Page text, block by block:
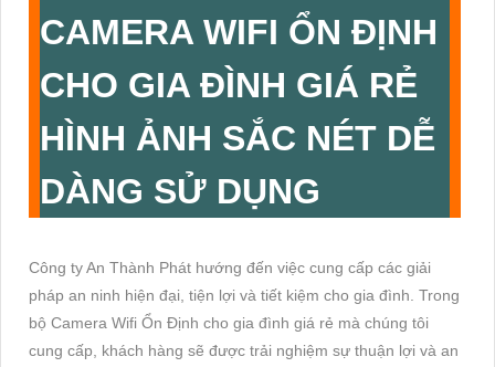
CAMERA WIFI ỔN ĐỊNH
CHO GIA ĐÌNH GIÁ RẺ
HÌNH ẢNH SẮC NÉT DỄ
DÀNG SỬ DỤNG
Công ty An Thành Phát hướng đến việc cung cấp các giải
pháp an ninh hiện đại, tiện lợi và tiết kiệm cho gia đình. Trong
bộ Camera Wifi Ổn Định cho gia đình giá rẻ mà chúng tôi
cung cấp, khách hàng sẽ được trải nghiệm sự thuận lợi và an